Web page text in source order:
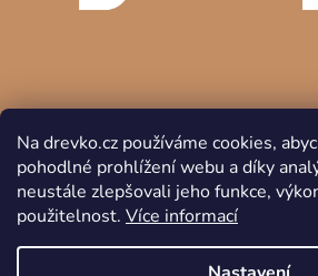
Na drevko.cz používáme cookies,
pohodlné prohlížení webu a díky
neustále zlepšovali jeho funkce,
použitelnost. Více informací